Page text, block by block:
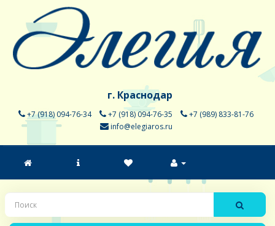
г. Краснодар
+7 (918) 094-76-34 +7 (918) 094-76-35
+7 (989) 833-81-76
info@elegiaros.ru